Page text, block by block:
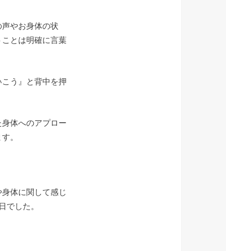
やお身体の状
とは明確に言葉
う』と背中を押
体へのアプロー
。
体に関して感じ
でした。